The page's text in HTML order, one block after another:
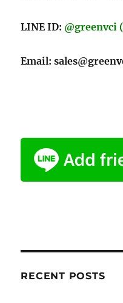
LINE ID: @greenvci
Email:
RECENT POSTS